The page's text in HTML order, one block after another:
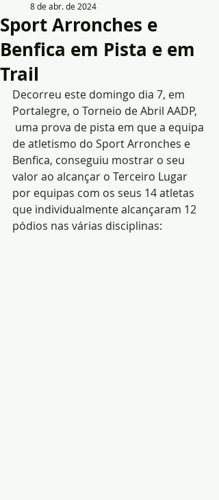
Sport Arronches e
Benfica em Pista e em
Trail
8 de abr. de 2024
Decorreu este domingo dia 7, em
Portalegre, o Torneio de Abril AADP,
uma prova de pista em que a equipa
de atletismo do Sport Arronches e
Benfica, conseguiu mostrar o seu
valor ao alcançar o Terceiro Lugar
por equipas com os seus 14 atletas
que individualmente alcançaram 12
pódios nas várias disciplinas: